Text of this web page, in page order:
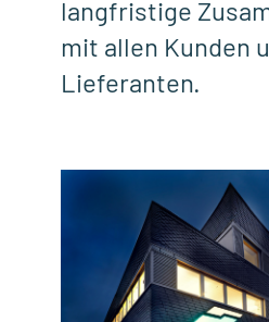
langfristige
mit allen Kunden
Lieferanten.